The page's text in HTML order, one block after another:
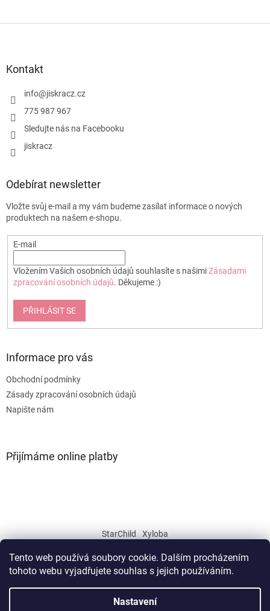
Tento web používá soubory cookie. Dalším procházením
tohoto webu vyjadřujete souhlas s jejich používáním.
Nastavení
Kontakt
info@jiskracz.cz
775 987 967
Sledujte nás na Facebooku
jiskracz
Odebírat newsletter
Vložte svůj e-mail a my vám budeme zasílat informace o nových
produktech na našem e-shopu.
E-mail
Vložením Vašich osobních údajů souhlasíte s našimiZásadami
zpracování osobních údajů. Děkujeme :)
PŘIHLÁSIT SE
Informace pro vás
Obchodní podmínky
Zásady zpracování osobních údajů
Napište nám
Přijímáme online platby
StarChild Xyloba